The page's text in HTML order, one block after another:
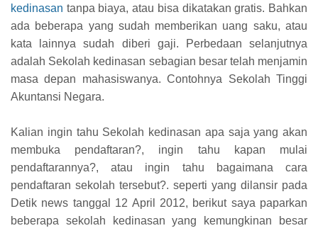
kedinasan tanpa biaya, atau bisa dikatakan gratis. Bahkan
ada beberapa yang sudah memberikan uang saku, atau
kata lainnya sudah diberi gaji. Perbedaan selanjutnya
adalah Sekolah kedinasan sebagian besar telah menjamin
masa depan mahasiswanya. Contohnya Sekolah Tinggi
Akuntansi Negara.
Kalian ingin tahu Sekolah kedinasan apa saja yang akan
membuka pendaftaran?, ingin tahu kapan mulai
pendaftarannya?, atau ingin tahu bagaimana cara
pendaftaran sekolah tersebut?. seperti yang dilansir pada
Detik news tanggal 12 April 2012, berikut saya paparkan
beberapa sekolah kedinasan yang kemungkinan besar